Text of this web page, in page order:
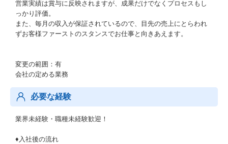
営業実績は賞与に反映されますが、成果だけでなくプロセスもし
っかり評価。
また、毎月の収入が保証されているので、目先の売上にとらわれ
ずお客様ファーストのスタンスでお仕事と向きあえます。
変更の範囲：有
会社の定める業務
必要な経験
業界未経験・職種未経験歓迎！
♦入社後の流れ